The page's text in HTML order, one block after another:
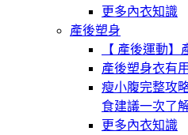
更多內衣知識
產後塑身
【 產後運動
產後塑身衣有
瘦小腹完整攻
食建議一次了
更多內衣知識